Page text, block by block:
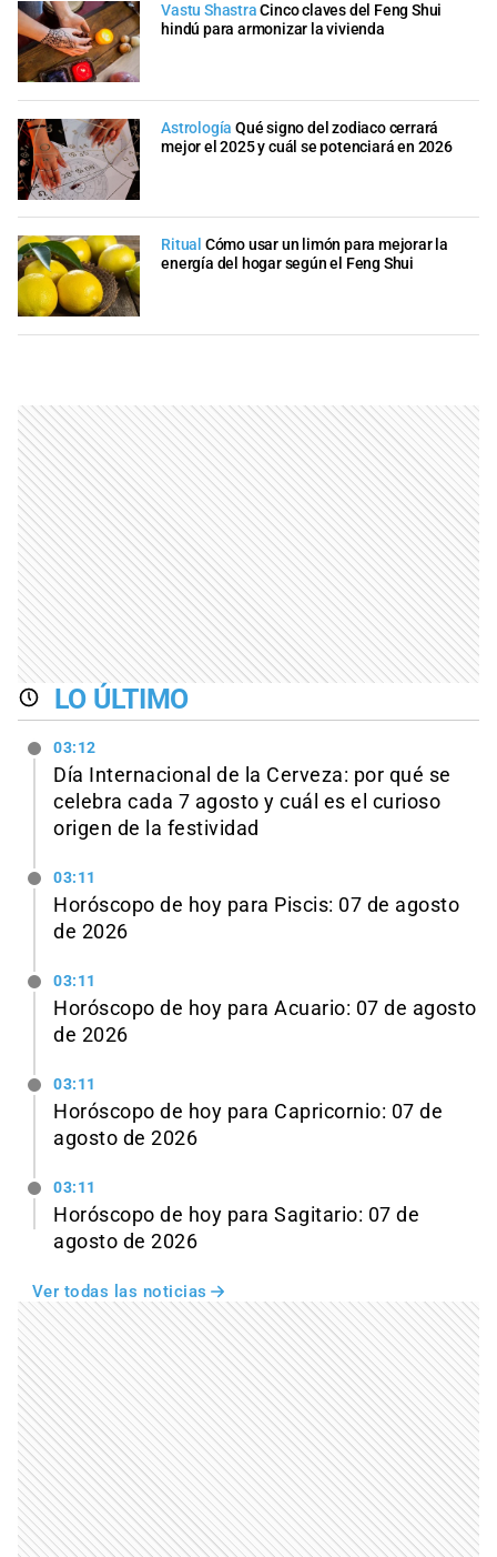
Vastu Shastra Cinco claves del Feng Shui
hindú para armonizar la vivienda
Astrología Qué signo del zodiaco cerrará
mejor el 2025 y cuál se potenciará en 2026
Ritual Cómo usar un limón para mejorar la
energía del hogar según el Feng Shui
LO ÚLTIMO
03:12
Día Internacional de la Cerveza: por qué se
celebra cada 7 agosto y cuál es el curioso
origen de la festividad
03:11
Horóscopo de hoy para Piscis: 07 de agosto
de 2026
03:11
Horóscopo de hoy para Acuario: 07 de agosto
de 2026
03:11
Horóscopo de hoy para Capricornio: 07 de
agosto de 2026
03:11
Horóscopo de hoy para Sagitario: 07 de
agosto de 2026
Ver todas las noticias